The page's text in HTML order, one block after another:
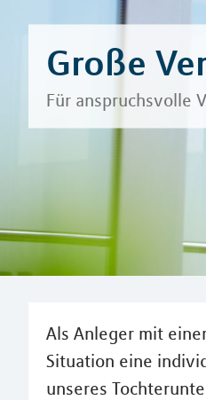
Große
Für anspruchsvolle
Als Anleger mit
Situation eine
unseres